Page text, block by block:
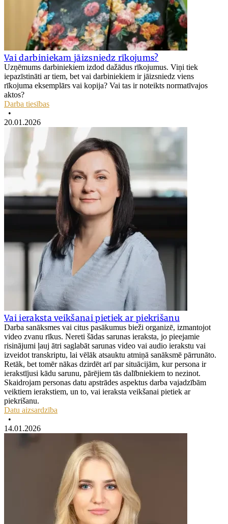
Vai darbiniekam jāizsniedz rīkojums?
Uzņēmums darbiniekiem izdod dažādus rīkojumus. Viņi tiek
iepazīstināti ar tiem, bet vai darbiniekiem ir jāizsniedz viens
rīkojuma eksemplārs vai kopija? Vai tas ir noteikts normatīvajos
aktos?
Darba tiesības
•
20.01.2026
Vai ieraksta veikšanai pietiek ar piekrišanu
Darba sanāksmes vai citus pasākumus bieži organizē, izmantojot
video zvanu rīkus. Nereti šādas sarunas ieraksta, jo pieejamie
risinājumi ļauj ātri saglabāt sarunas video vai audio ierakstu vai
izveidot transkriptu, lai vēlāk atsauktu atmiņā sanāksmē pārrunāto.
Retāk, bet tomēr nākas dzirdēt arī par situācijām, kur persona ir
ierakstījusi kādu sarunu, pārējiem tās dalībniekiem to nezinot.
Skaidrojam personas datu apstrādes aspektus darba vajadzībām
veiktiem ierakstiem, un to, vai ieraksta veikšanai pietiek ar
piekrišanu.
Datu aizsardzība
•
14.01.2026